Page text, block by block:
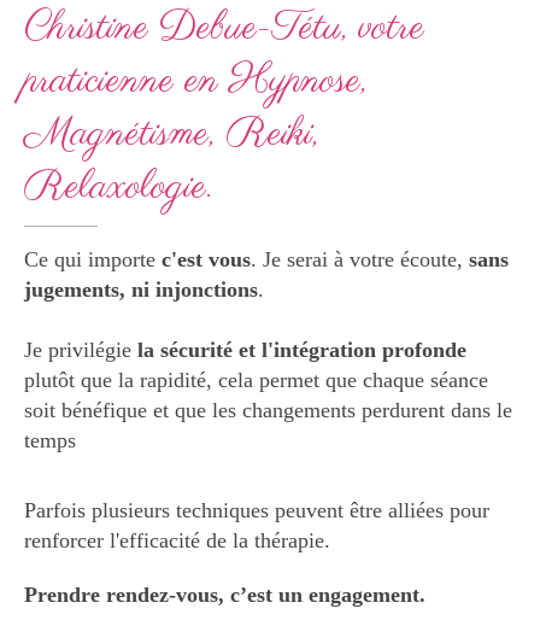
Christine Debue-Tétu, votre
praticienne en Hypnose,
Magnétisme, Reiki,
Relaxologie.
Ce qui importe c'est vous. Je serai à votre écoute, sans
jugements, ni injonctions.
Je privilégie la sécurité et l'intégration profonde
plutôt que la rapidité, cela permet que chaque séance
soit bénéfique et que les changements perdurent dans le
temps
Parfois plusieurs techniques peuvent être alliées pour
renforcer l'efficacité de la thérapie.
Prendre rendez-vous, c’est un engagement.